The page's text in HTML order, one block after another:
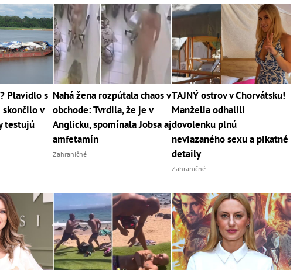
Plavidlo s
v
testujú
Nahá žena rozpútala chaos v
obchode: Tvrdila, že je v
Anglicku, spomínala Jobsa aj
amfetamín
Zahraničné
TAJNÝ ostrov v Chorvátsku!
Manželia odhalili
dovolenku plnú
neviazaného sexu a pikatné
detaily
Zahraničné